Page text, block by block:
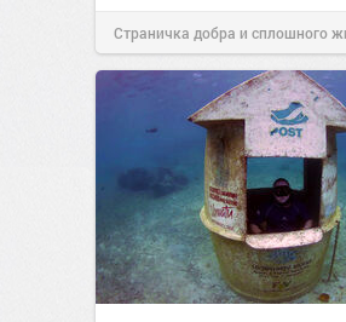
Страничка добра и сплошного
позитива!00:29Сегодня